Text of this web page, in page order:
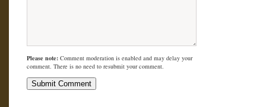
Please note: Comment moderation is enabled and may delay your
comment. There is no need to resubmit your comment.